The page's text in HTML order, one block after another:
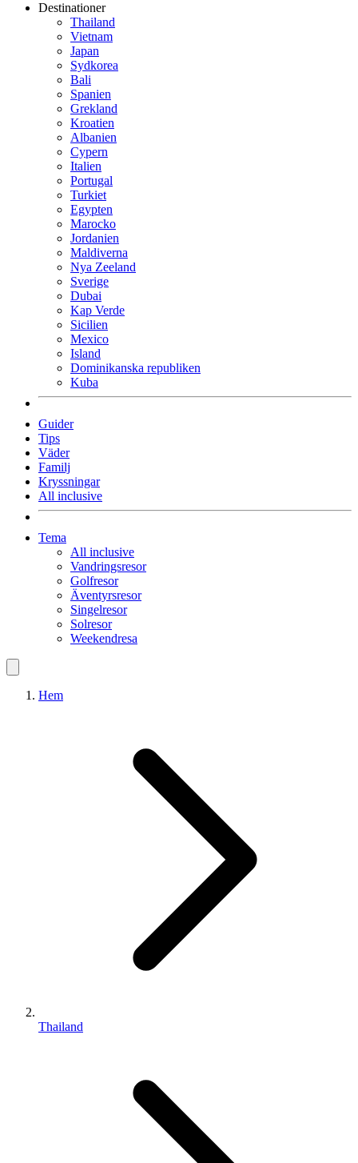
Destinationer
Thailand
Vietnam
Japan
Sydkorea
Bali
Spanien
Grekland
Kroatien
Albanien
Cypern
Italien
Portugal
Turkiet
Egypten
Marocko
Jordanien
Maldiverna
Nya Zeeland
Sverige
Dubai
Kap Verde
Sicilien
Mexico
Island
Dominikanska republiken
Kuba
Guider
Tips
Väder
Familj
Kryssningar
All inclusive
Tema
All inclusive
Vandringsresor
Golfresor
Äventyrsresor
Singelresor
Solresor
Weekendresa
Hem
Thailand